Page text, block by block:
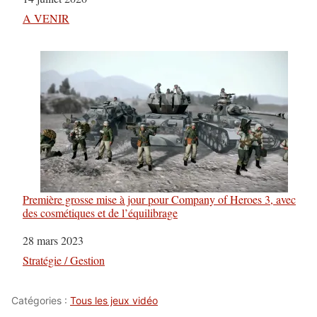
Par rapport à
A VENIR
Première grosse mise à jour pour Company of Heroes 3, avec
des cosmétiques et de l’équilibrage
Date
28 mars 2023
Par rapport à
Stratégie / Gestion
Catégories : Tous les jeux vidéo